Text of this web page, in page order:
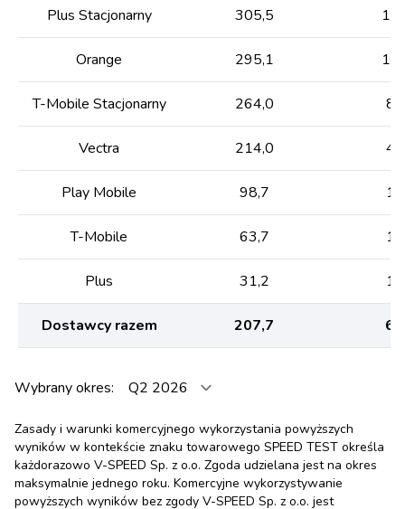
Plus Stacjonarny 305,5
Orange 295,1
T-Mobile Stacjonarny 264,0
Vectra 214,0
Play Mobile 98,7
T-Mobile 63,7
Plus 31,2
Dostawcy razem 207,7
Wybrany okres:
Zasady i warunki komercyjnego wykorzystania powyższych
wyników w kontekście znaku towarowego SPEED TEST określa
każdorazowo V-SPEED Sp. z o.o. Zgoda udzielana jest na okres
maksymalnie jednego roku. Komercyjne wykorzystywanie
powyższych wyników bez zgody V-SPEED Sp. z o.o. jest